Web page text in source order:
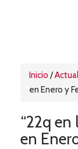
Inicio /
en Enero y
“22q en
en